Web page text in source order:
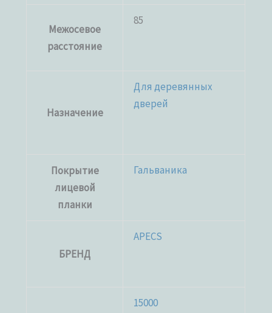
Межосевое
расстояние
85
Назначение
Для деревянных
дверей
Покрытие
лицевой
планки
Гальваника
БРЕНД
APECS
15000